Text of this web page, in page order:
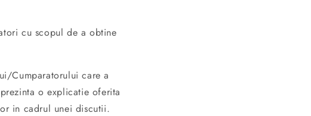
cu scopul de a obtine
Cumparatorului care a
o explicatie oferita
in cadrul unei discutii.